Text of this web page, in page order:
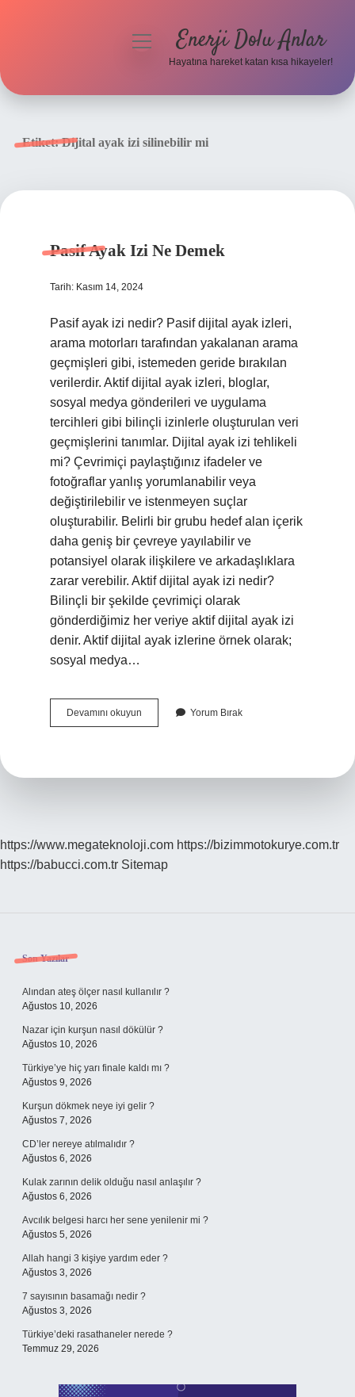
menüyüEnerji Dolu Anlar
Hayatına hareket katan kısa hikayeler!
Etiket:Dijital ayak izi silinebilir mi
Pasif Ayak Izi Ne Demek
Tarih: Kasım 14, 2024
Pasif ayak izi nedir? Pasif dijital ayak izleri,
arama motorları tarafından yakalanan arama
geçmişleri gibi, istemeden geride bırakılan
verilerdir. Aktif dijital ayak izleri, bloglar,
sosyal medya gönderileri ve uygulama
tercihleri ​​gibi bilinçli izinlerle oluşturulan veri
geçmişlerini tanımlar. Dijital ayak izi tehlikeli
mi? Çevrimiçi paylaştığınız ifadeler ve
fotoğraflar yanlış yorumlanabilir veya
değiştirilebilir ve istenmeyen suçlar
oluşturabilir. Belirli bir grubu hedef alan içerik
daha geniş bir çevreye yayılabilir ve
potansiyel olarak ilişkilere ve arkadaşlıklara
zarar verebilir. Aktif dijital ayak izi nedir?
Bilinçli bir şekilde çevrimiçi olarak
gönderdiğimiz her veriye aktif dijital ayak izi
denir. Aktif dijital ayak izlerine örnek olarak;
sosyal medya…
Devamını okuyun
Ayak
Yorum Bırak
https://www.megateknoloji.com https://bizimmotokurye.com.tr
https://babucci.com.tr Sitemap
Sidebar
Son Yazılar
Alından ateş ölçer nasıl kullanılır ?
Ağustos 10, 2026
Nazar için kurşun nasıl dökülür ?
Ağustos 10, 2026
Türkiye’ye hiç yarı finale kaldı mı ?
Ağustos 9, 2026
Kurşun dökmek neye iyi gelir ?
Ağustos 7, 2026
CD’ler nereye atılmalıdır ?
Ağustos 6, 2026
Kulak zarının delik olduğu nasıl anlaşılır ?
Ağustos 6, 2026
Avcılık belgesi harcı her sene yenilenir mi ?
Ağustos 5, 2026
Allah hangi 3 kişiye yardım eder ?
Ağustos 3, 2026
7 sayısının basamağı nedir ?
Ağustos 3, 2026
Türkiye’deki rasathaneler nerede ?
Temmuz 29, 2026